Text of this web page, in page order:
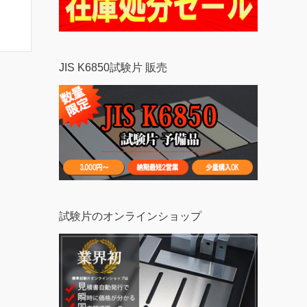
JIS K6850試験片 販売
試験片のオンラインショップ